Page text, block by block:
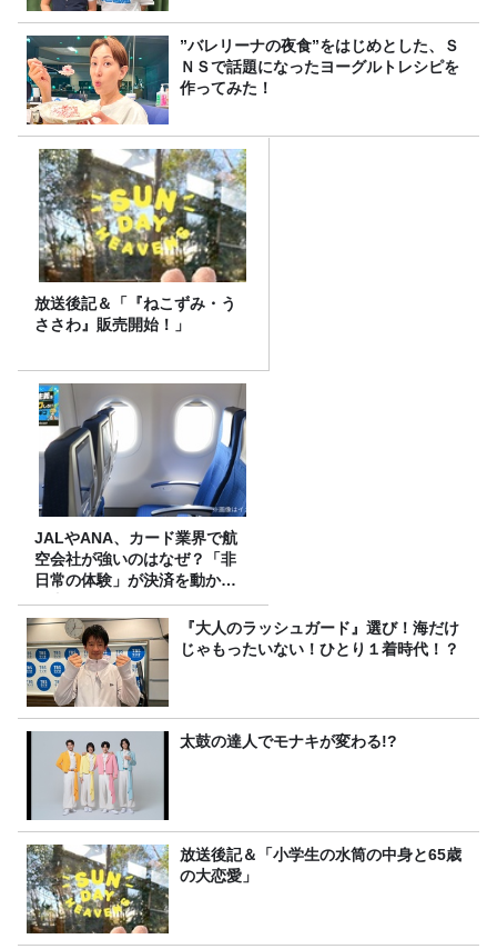
”バレリーナの夜食”をはじめとした、Ｓ
ＮＳで話題になったヨーグルトレシピを
作ってみた！
放送後記＆「『ねこずみ・う
ささわ』販売開始！」
JALやANA、カード業界で航
空会社が強いのはなぜ？「非
日常の体験」が決済を動かす
理由
『大人のラッシュガード』選び！海だけ
じゃもったいない！ひとり１着時代！？
太鼓の達人でモナキが変わる!?
放送後記＆「小学生の水筒の中身と65歳
の大恋愛」